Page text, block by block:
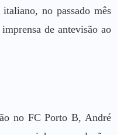
no passado mês
de antevisão ao
no FC Porto B, André